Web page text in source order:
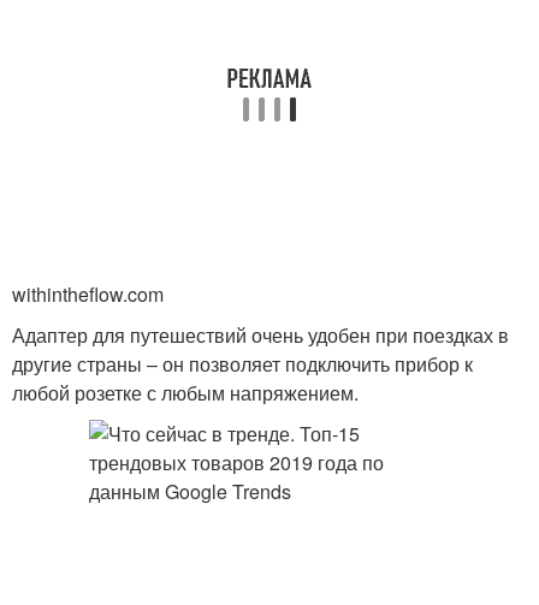
withintheflow.com
Адаптер для путешествий очень удобен при поездках в
другие страны – он позволяет подключить прибор к
любой розетке с любым напряжением.